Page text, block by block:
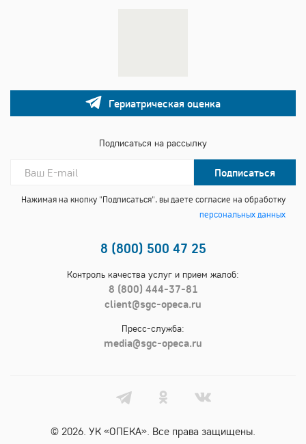
Гериатрическая оценка
Подписаться на рассылку
Подписаться
Нажимая на кнопку "Подписаться", вы даете согласие на обработку
персональных данных
8 (800) 500 47 25
Контроль качества услуг и прием жалоб:
8 (800) 444-37-81
client@sgc-opeca.ru
Пресс-служба:
media@sgc-opeca.ru
© 2026. УК «ОПЕКА». Все права защищены.